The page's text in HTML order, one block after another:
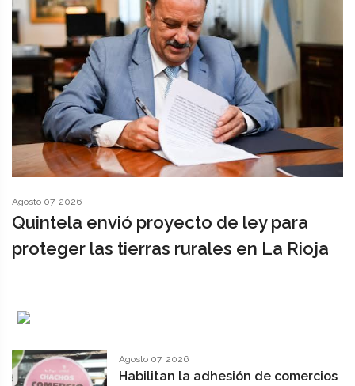
Agosto 07, 2026
Quintela envió proyecto de ley para
proteger las tierras rurales en La Rioja
Agosto 07, 2026
Habilitan la adhesión de comercios